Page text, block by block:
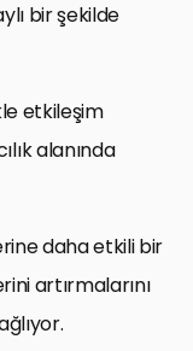
bir şekilde
etkileşim
alanında
daha etkili bir
artırmalarını